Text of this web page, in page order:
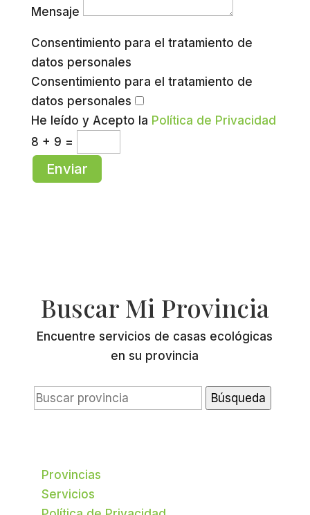
Mensaje
Consentimiento para el tratamiento de
datos personales
Consentimiento para el tratamiento de
datos personales
He leído y Acepto la Política de Privacidad
8 + 9 =
Enviar
Buscar Mi Provincia
Encuentre servicios de casas ecológicas
en su provincia
Buscar:
Provincias
Servicios